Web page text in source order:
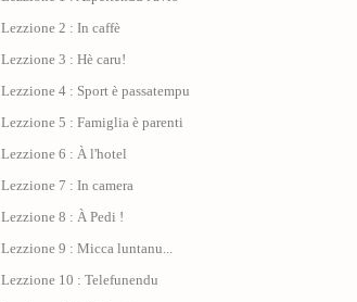
Lezzione 2 : In caffè
Lezzione 3 : Hè caru!
Lezzione 4 : Sport è passatempu
Lezzione 5 : Famiglia è parenti
Lezzione 6 : À l'hotel
Lezzione 7 : In camera
Lezzione 8 : À Pedi !
Lezzione 9 : Micca luntanu...
Lezzione 10 : Telefunendu